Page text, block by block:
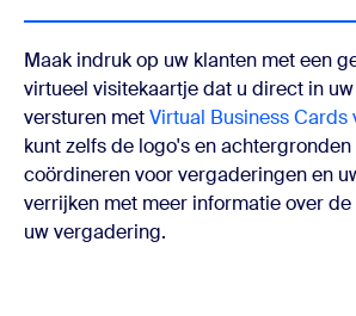
Maak indruk op uw klanten met een
virtueel visitekaartje dat u direct in
versturen metVirtual Business Cards
kunt zelfs de logo's en
coördineren voor vergaderingen en
verrijken met meer informatie over
uw vergadering.